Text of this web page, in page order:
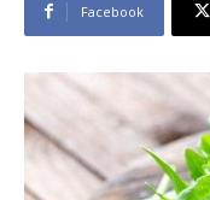
Facebook